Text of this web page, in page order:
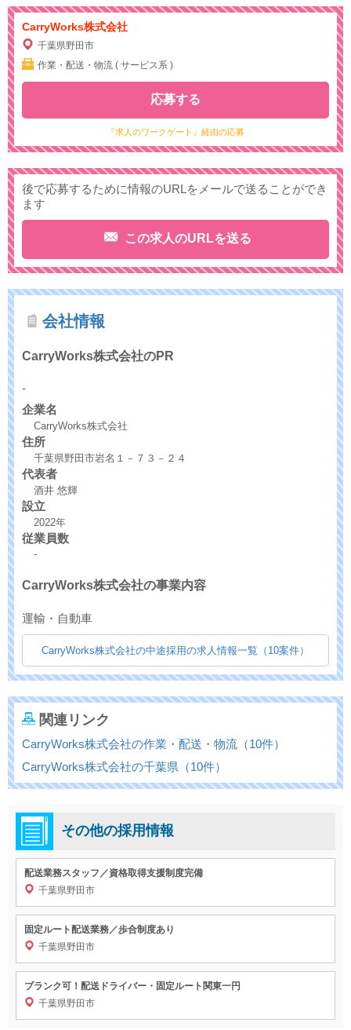
CarryWorks株式会社
千葉県野田市
作業・配送・物流 ( サービス系 )
『求人のワークゲート』経由の応募
応募する
後で応募するために情報のURLをメールで送ることができ
ます
この求人のURLを送る
会社情報
CarryWorks株式会社のPR
-
企業名
CarryWorks株式会社
住所
千葉県野田市岩名１－７３－２４
代表者
酒井 悠輝
設立
2022年
従業員数
-
CarryWorks株式会社の事業内容
運輸・自動車
CarryWorks株式会社の中途採用の求人情報一覧（10案件）
関連リンク
CarryWorks株式会社の作業・配送・物流（10件）
CarryWorks株式会社の千葉県（10件）
その他の採用情報
配送業務スタッフ／資格取得支援制度完備
千葉県野田市
固定ルート配送業務／歩合制度あり
千葉県野田市
ブランク可！配送ドライバー・固定ルート関東一円
千葉県野田市